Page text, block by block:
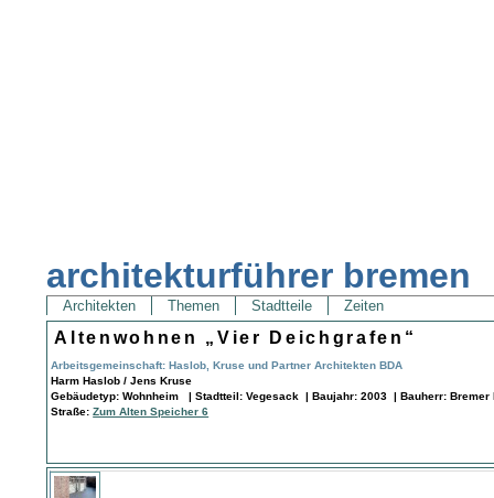
architekturführer bremen
Architekten Themen Stadtteile Zeiten
Altenwohnen „Vier Deichgrafen“
Arbeitsgemeinschaft: Haslob, Kruse und Partner Architekten BDA
Harm Haslob / Jens Kruse
Gebäudetyp: Wohnheim | Stadtteil: Vegesack | Baujahr: 2003 | Bauherr:
Straße:Zum Alten Speicher 6